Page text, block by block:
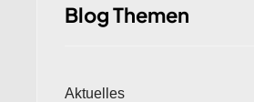
Blog Themen
Aktuelles